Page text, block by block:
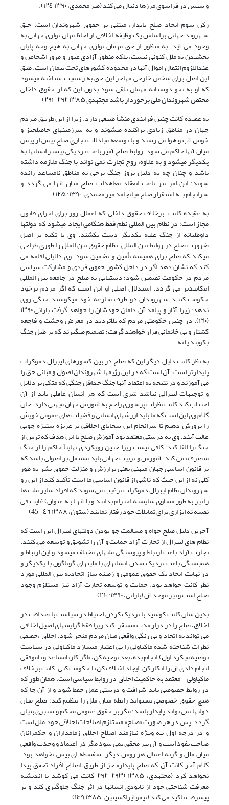
و سپس در فراسوی مرزها دنبال می کند (میر محمدی، ۱۳۹۰ ١٢٤).
رکن سوم ایجاد صلح پایدار، مبتنی بر حقوق شهروندان است. حـق
شـهروند جهانی براساس یک وظیفه اخلاقی از لحاظ مهان نوازی جهانی به
وجود می آید. به منظور از حق مهمان نوازی جهانی به هیچ وجه پایان
بخشیدن به ملل کنونی نیست، بلکه منظور آزادی عبور و مرور اشخاص و
عنداللزوم انتقال اموال آنها در محدوده کشورهای تحت پیمان است. طبق
این اصل برای شخص خارجی مهاجر این حق به رسمیت شناخته میشود
که او به نحو دوستانه مهمان تلقی شود بدون این که از حقوق داخلی
مختص شهروندان ملی برخوردار باشد مجتهدی ۱۳۸۵ ۲۹۲-۲۹۱)
به عقیده کانت چنین فرایندی منشأ طبیعی دارد. زیرا از این طریـق مـردم
جهان در مناطق زیادی پراکنده میشوند و به سرزمینهای حاصلخیز و
خوش آب و هوا می رسند و با توسعه مبادلات تجاری صلح بیش از پیش
میان آنها حاکم می شود. روابط صلح آمیز باعث نزدیکی بیشتر انسانها به
یکدیگر میشود و به علاوه، روح تجارت نمی تواند با جنگ ملازمه داشته
باشد و چنان چه به دلیل بروز جنگ برخی به مناطق نامساعد رانده
شوند؛ این امر نیز باعث انعقاد معاهدات صلح میان آنها می گردد و
سرانجام بــه استقرار صلح میانجامد میر محمدی، ۱۳۹۰: ۱۲۵).
به عقیده کانت، برخلاف حقوق داخلی که اعمال زور برای اجرای قانون
مجاز است؛ در نظام بین المللی نظم فقط هنگامی ایجاد میشود که دولتها
داوطلبانه از جنگ علیه یکدیگر دست بکشند. وی با تکیه بر اصل
ضرورت صلح در روابط بین المللی، نظام حقوق بین الملل را طوری طراحی
میکند که صلح برای همیشه تأمین و تضمین شود. وی دلایلی اقامه می
کند که نشان دهد اگر در داخل کشور حقوق فردی و مشارکت سیاسی
مردم در حکومت تضمین شود؛ دستیابی به صلح در جامعه بین المللی
امکانپذیر می گردد. استدلال اصلی او این است که اگر مردم برخود
حکومت کننـد شـهروندان دو طرف منازعه خود میکوشند جنگی روی
ندهد؛ زیرا آثار و پیامد آن دامان خودشان را خواهد گرفت بارانی ۱۳۹۰
(١٦٠). در چنین حکومتی مردم که بلاتردید در معرض وحشت و فاجعه
کشتار و بی خانمانی قرار خواهند گرفت؛ تصمیم میگیرند که بر طبل جنگ
بکوبند یا نه.
به نظر کانت دلیل دیگر این که صلح در بین کشورهای لیبرال دموکرات
پایدارتر است، آن است که در این رژیمها شهروندان اصول و مبانی حق را
می آموزند و در نتیجه به اعتقاد آنها جنگ حداقل جنگی که متکی بر دلایل
و توجیهات لیبرالی نباشد شری است که هر انسان عاقلی باید از آن
اجتناب کند کانت نظرات پرشوری راجع به آموزش جهان میهنی دارد. جان
کلام وی این است که ما باید ارزشهای انسانی و فضیلت های عمومی خویش
را پرورش دهیم تا سرانجام این سجایای اخلاقی بر غریزه ستیزه جویی
غالب آیند. وی به درستی معتقد بود آموزش صلح با این هدف که ترس از
جنگ را القا کند؛ کافی نیست زیرا چنین رویکردی نهایتاً حاکم را از جنگ
منصرف نمی کند. آموزش و تربیت جهانی باید مشتمل بر اصولی باشد که
بر قانون اساسی جهان میهنی یعنی برارزش و منزلت حقوق بشر به طور
کلی نه از این حیث که ناشی از قانون اساسی ما است تأکید کند از این رو
شهروندان نظام لیبرال دموکرات ترغیب می شوند که افراد سایر ملت ها
را نیز به طور مساوی شایسته احترام بدانند و با آنهـا بـه عنوان) غایت فی
نفسه نه ابزاری برای تمایلات خود رفتار نمایند (ستون، ١٣٨٨ ٤٦- 45)
آخرین دلیل صلح خواه و مسالمت جو بودن دولتهای لیبرال این است که
نظام های لیبرال از تجارت آزاد حمایت و آن را تشویق و توسعه می.کنند.
تجارت آزاد باعث ارتباط و پیوستگی ملتهای مختلف میشود و این ارتباط و
همبستگی باعث نزدیک شدن انسانهای با ملیتهای گوناگون با یکدیگر و
در نهایت ایجاد یک حقوق عمومی و زمینه ساز اتحادیه بین المللی مورد
نظر کانت خواهد بود. حمایت و توسعه تجارت آزاد نیز مستلزم وجود
صلح است و نیز موجد آن (بارانی، ۱۳۹۰: ١٦٠).
بدین سان کانت کوشید با نزدیک کردن احتیاط در سیاست با صداقت در
اخلاق، صلح را در دراز مدت مستقر .کند زیرا فقط گرایشهای اصیل اخلاقی
می تواند به اتحاد و بی رنگی واقعی میان مردم منجر شود. اخلاق ،حقیقی
نظرات شناخته شده ماکیاولی را بی اعتبار میسازد ماکیاولی در سیاست
توصیه میکرد اول) انجام بده، بعد توجیه کن، «اگر کارنامساعد و ناموفقی
انجام دادی آن را انکار کن، ایجاد اختلاف کن تا حکومت کنی. کانت برخلاف
ماکیاولى - معتقد به حاکمیت اخلاق در روابط سیاسی است. همان طور که
در روابط خصوصی باید شرافت و درستی عمل حفظ شود و از آن جا که
هیچ حقوق خصوصی نمیتواند رابطه میان ملل را تنظیم کند؛ صلح میان
دولتها نمی تواند پایدار باشد؛ مگر بر حقوق عمومی محکم و ستبری بنیان
گردد. پس در هر صورت «صلح» مستلزم اصلاحات اخلاقی خود ملل است
و در درجه اول بـه ویـژه نیازمند اصلاح اخلاق زمامداران و حکمرانان
صاحب نفوذ است و آن نیز محقق نمی شود مگر در اعتماد و وحدت واقعی
میان ملل و گرنه اعمال هر روش دیگر، سفسطه ای بیش نخواهد بود.
کلام آخر کانت آن که صلح پایدار» جز از طریق اصلاح افراد تحقق پیدا
نخواهد کرد (مجتهدی، ۱۳۸۵ (۲۹۳-۲۹۲ کانت می کوشد با اندیشـه
معرفت شناختی خود از نابودی انسانها در اثر جنگ جلوگیری کند و بر
پیشرفت تاکید می کند (تیموآیراکسینین، ١٣٨٥ ١٤٩).